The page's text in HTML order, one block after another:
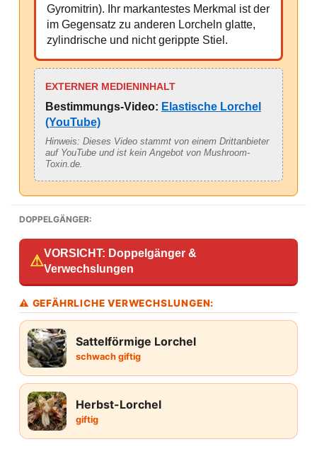
Gyromitrin). Ihr markantestes Merkmal ist der
im Gegensatz zu anderen Lorcheln glatte,
zylindrische und nicht gerippte Stiel.
EXTERNER MEDIENINHALT
Bestimmungs-Video: Elastische Lorchel
(YouTube)
Hinweis: Dieses Video stammt von einem Drittanbieter
auf YouTube und ist kein Angebot von Mushroom-
Toxin.de.
DOPPELGÄNGER:
⚠VORSICHT: Doppelgänger &
Verwechslungen
⚠ GEFÄHRLICHE VERWECHSLUNGEN:
Sattelförmige Lorchel
schwach giftig
Herbst-Lorchel
giftig